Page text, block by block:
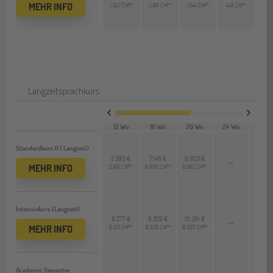
MEHR INFO 1.047 CHF* 1.496 CHF* 1.944 CHF* 448 CHF*
Langzeitsprachkurs
Standardkurs II ( Langzeit)
MEHR INFO
Intensivkurs (Langzeit)
MEHR INFO
Academic Semester
12 Wo 16 Wo 20 Wo 24 Wo
5.390 €
5.196 CHF*
7.146 €
6.889 CHF*
8.903 €
8.582 CHF*
--
6.277 €
6.051 CHF*
8.329 €
8.029 CHF*
10.381 €
10.007 CHF*
--